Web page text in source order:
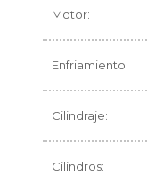
Motor:
Enfriamiento:
Cilindraje:
Cilindros: